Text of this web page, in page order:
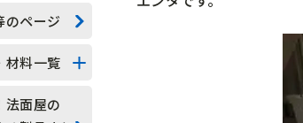
ルト
グ
のページ
材料一覧
法面屋の